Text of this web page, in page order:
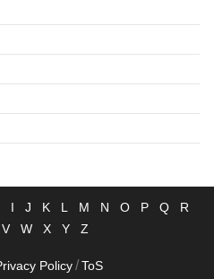
I J K L M N O P Q
R
V W X Y Z
Policy / ToS